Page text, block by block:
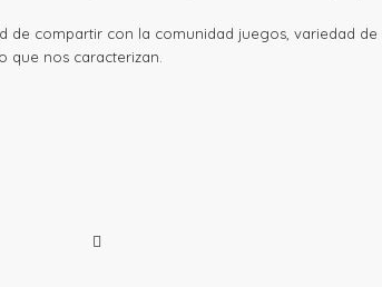
de compartir con la comunidad juegos, variedad
que nos caracterizan.